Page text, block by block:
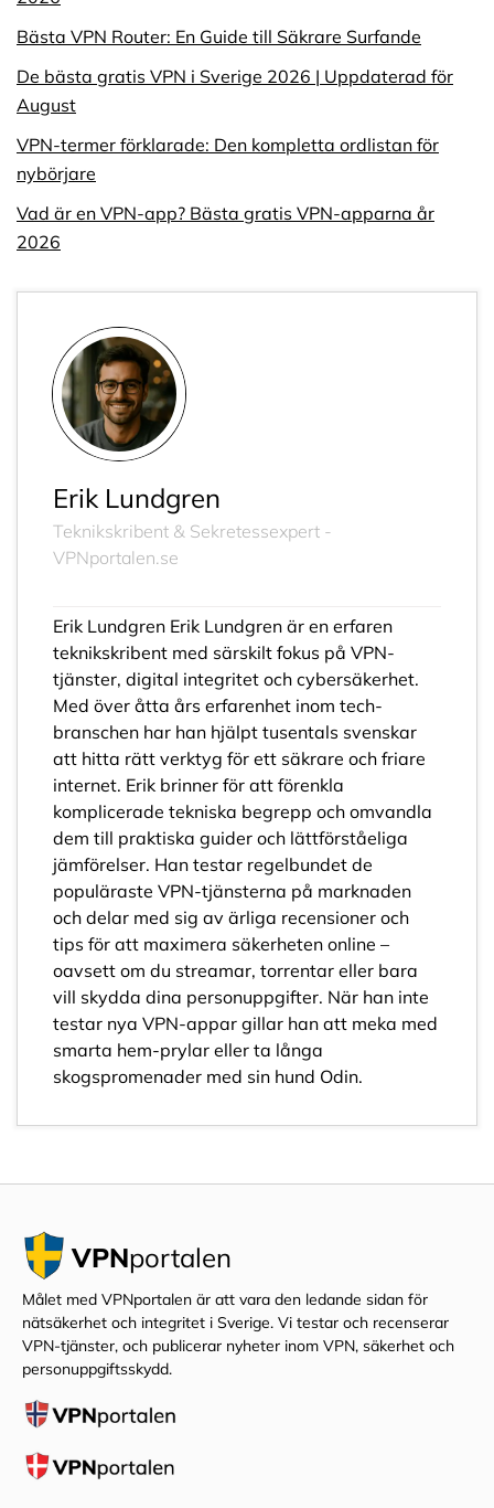
Bästa VPN Router: En Guide till Säkrare Surfande
De bästa gratis VPN i Sverige 2026 | Uppdaterad för
August
VPN-termer förklarade: Den kompletta ordlistan för
nybörjare
Vad är en VPN-app? Bästa gratis VPN-apparna år
2026
Erik Lundgren
Teknikskribent & Sekretessexpert -
VPNportalen.se
Erik Lundgren Erik Lundgren är en erfaren
teknikskribent med särskilt fokus på VPN-
tjänster, digital integritet och cybersäkerhet.
Med över åtta års erfarenhet inom tech-
branschen har han hjälpt tusentals svenskar
att hitta rätt verktyg för ett säkrare och friare
internet. Erik brinner för att förenkla
komplicerade tekniska begrepp och omvandla
dem till praktiska guider och lättförståeliga
jämförelser. Han testar regelbundet de
populäraste VPN-tjänsterna på marknaden
och delar med sig av ärliga recensioner och
tips för att maximera säkerheten online –
oavsett om du streamar, torrentar eller bara
vill skydda dina personuppgifter. När han inte
testar nya VPN-appar gillar han att meka med
smarta hem-prylar eller ta långa
skogspromenader med sin hund Odin.
VPNportalen
Målet med VPNportalen är att vara den ledande sidan för
nätsäkerhet och integritet i Sverige. Vi testar och recenserar
VPN-tjänster, och publicerar nyheter inom VPN, säkerhet och
personuppgiftsskydd.